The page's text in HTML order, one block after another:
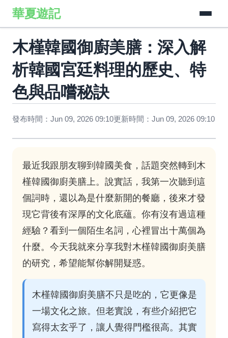
華夏遊記
木槿韓國御廚美膳：深入解
析韓國宮廷料理的歷史、特
色與品嚐秘訣
發布時間：Jun 09, 2026 09:10更新時間：Jun 09, 2026 09:10
最近我跟朋友聊到韓國美食，話題突然轉到木
槿韓國御廚美膳上。說實話，我第一次聽到這
個詞時，還以為是什麼新開的餐廳，後來才發
現它背後有深厚的文化底蘊。你有沒有過這種
經驗？看到一個陌生名詞，心裡冒出十萬個為
什麼。今天我就來分享我對木槿韓國御廚美膳
的研究，希望能幫你解開疑惑。
木槿韓國御廚美膳不只是吃的，它更像是
一場文化之旅。但老實說，有些介紹把它
寫得太玄乎了，讓人覺得門檻很高。其實